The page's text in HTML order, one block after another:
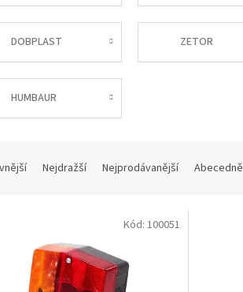
DOBPLAST ZETOR
HUMBAUR
Nejdražší Nejprodávanější Abecedně
Kód: 100051